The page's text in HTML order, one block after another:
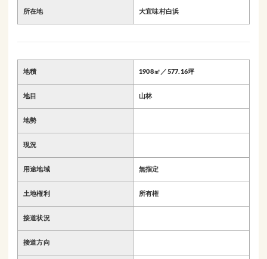
所在地 大宜味村白浜
地積 1908㎡／577.16坪
地目 山林
地勢
現況
用途地域 無指定
土地権利 所有権
接道状況
接道方向